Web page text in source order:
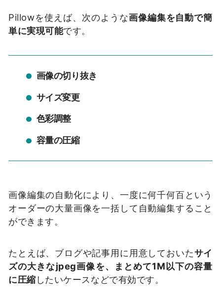
Pillowを使えば、次のような画像編集を自動で簡
単に実現可能です。
画像の切り抜き
サイズ変更
色彩調整
容量の圧縮
画像編集の自動化により、一度に何千何百という
オーダーの大量画像を一括して自動編集すること
ができます。
たとえば、ブログや記事用に用意しておいたサイ
ズの大きなjpeg画像を、まとめて1M以下の容量
に圧縮 したいケースなどで有効です。